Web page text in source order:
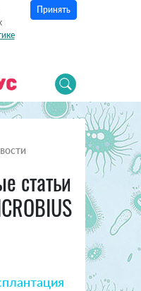
Принять
статьи